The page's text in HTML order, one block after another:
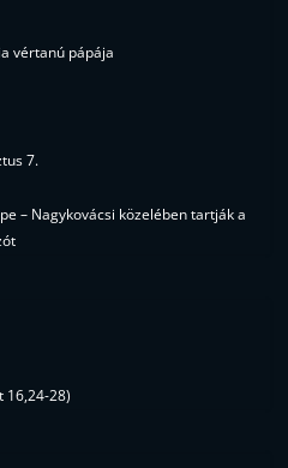
vértanú pápája
7.
– Nagykovácsi közelében tartják a
16,24-28)